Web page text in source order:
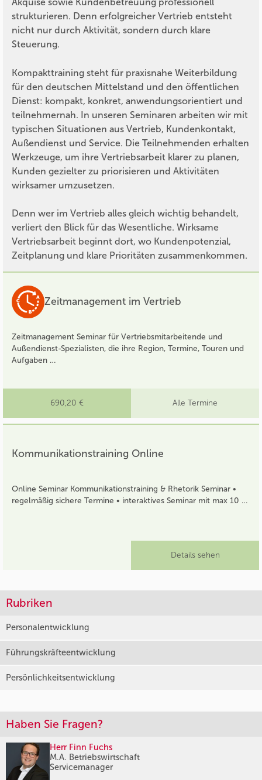
strukturieren. Denn erfolgreicher Vertrieb entsteht
nicht nur durch Aktivität, sondern durch klare
Steuerung.
Kompakttraining steht für praxisnahe Weiterbildung
für den deutschen Mittelstand und den öffentlichen
Dienst: kompakt, konkret, anwendungsorientiert und
teilnehmernah. In unseren Seminaren arbeiten wir mit
typischen Situationen aus Vertrieb, Kundenkontakt,
Außendienst und Service. Die Teilnehmenden erhalten
Werkzeuge, um ihre Vertriebsarbeit klarer zu planen,
Kunden gezielter zu priorisieren und Aktivitäten
wirksamer umzusetzen.
Denn wer im Vertrieb alles gleich wichtig behandelt,
verliert den Blick für das Wesentliche. Wirksame
Vertriebsarbeit beginnt dort, wo Kundenpotenzial,
Zeitplanung und klare Prioritäten zusammenkommen.
Zeitmanagement im Vertrieb
Zeitmanagement Seminar für Vertriebsmitarbeitende und
Außendienst-Spezialisten, die ihre Region, Termine, Touren und
Aufgaben …
690,20 € Alle Termine
Kommunikationstraining Online
Online Seminar Kommunikationstraining & Rhetorik Seminar •
regelmäßig sichere Termine • interaktives Seminar mit max 10 …
Details sehen
Rubriken
Personalentwicklung
Führungskräfteentwicklung
Persönlichkeitsentwicklung
Haben Sie Fragen?
Herr Finn Fuchs
M.A. Betriebswirtschaft
Servicemanager